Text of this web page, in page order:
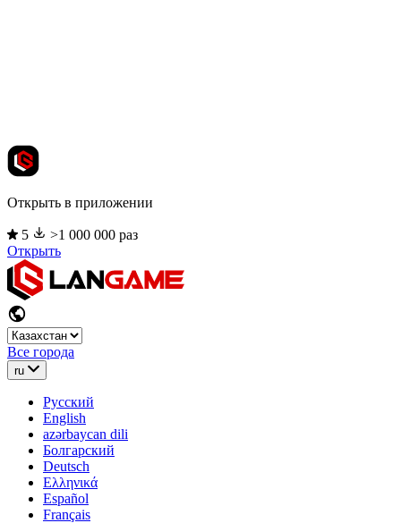
Открыть в приложении
5
>1 000 000 раз
Открыть
Все города
ru
Русский
English
azərbaycan dili
Болгарский
Deutsch
Ελληνικά
Español
Français